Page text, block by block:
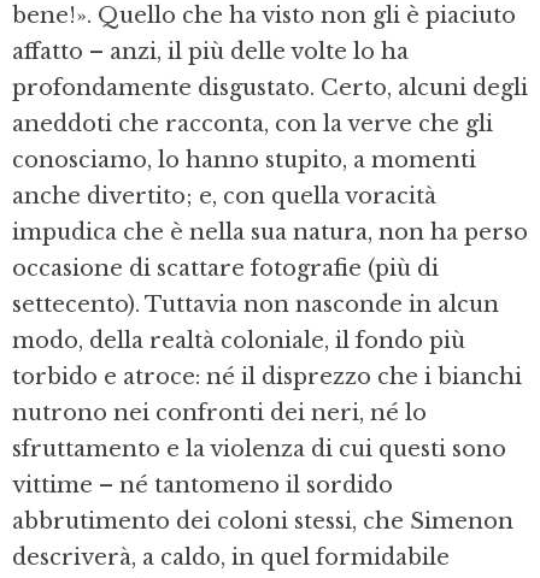
bene!». Quello che ha visto non gli è piaciuto
affatto – anzi, il più delle volte lo ha
profondamente disgustato. Certo, alcuni degli
aneddoti che racconta, con la verve che gli
conosciamo, lo hanno stupito, a momenti
anche divertito; e, con quella voracità
impudica che è nella sua natura, non ha perso
occasione di scattare fotografie (più di
settecento). Tuttavia non nasconde in alcun
modo, della realtà coloniale, il fondo più
torbido e atroce: né il disprezzo che i bianchi
nutrono nei confronti dei neri, né lo
sfruttamento e la violenza di cui questi sono
vittime – né tantomeno il sordido
abbrutimento dei coloni stessi, che Simenon
descriverà, a caldo, in quel formidabile